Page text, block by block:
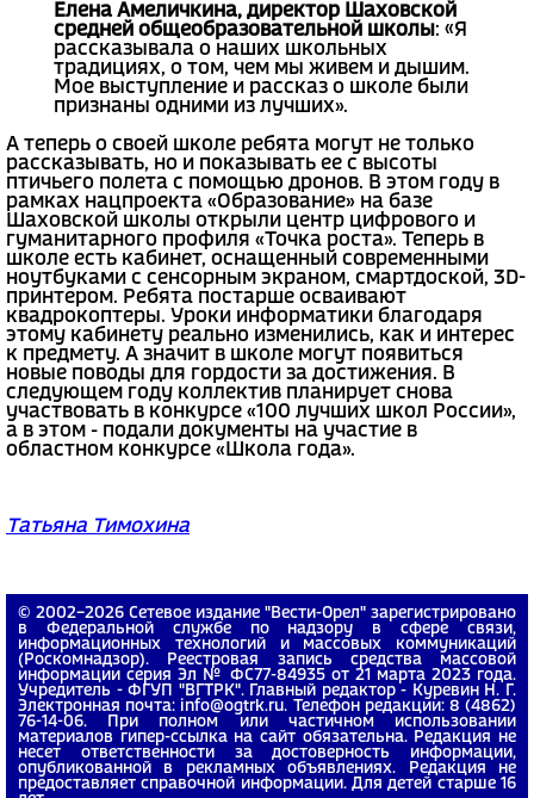
Елена Амеличкина, директор Шаховской
средней общеобразовательной школы : «Я
рассказывала о наших школьных
традициях, о том, чем мы живем и дышим.
Мое выступление и рассказ о школе были
признаны одними из лучших».
А теперь о своей школе ребята могут не только
рассказывать, но и показывать ее с высоты
птичьего полета с помощью дронов. В этом году в
рамках нацпроекта «Образование» на базе
Шаховской школы открыли центр цифрового и
гуманитарного профиля «Точка роста». Теперь в
школе есть кабинет, оснащенный современными
ноутбуками с сенсорным экраном, смартдоской, 3D-
принтером. Ребята постарше осваивают
квадрокоптеры. Уроки информатики благодаря
этому кабинету реально изменились, как и интерес
к предмету. А значит в школе могут появиться
новые поводы для гордости за достижения. В
следующем году коллектив планирует снова
участвовать в конкурсе «100 лучших школ России»,
а в этом - подали документы на участие в
областном конкурсе «Школа года».
Татьяна Тимохина
© 2002−2026 Сетевое издание "Вести-Орел" зарегистрировано
в Федеральной службе по надзору в сфере связи,
информационных технологий и массовых коммуникаций
(Роскомнадзор). Реестровая запись средства массовой
информации серия Эл № ФС77-84935 от 21 марта 2023 года.
Учредитель - ФГУП "ВГТРК". Главный редактор - Куревин Н. Г.
Электронная почта: info@ogtrk.ru. Телефон редакции: 8 (4862)
76-14-06. При полном или частичном использовании
материалов гипер-ссылка на сайт обязательна. Редакция не
несет ответственности за достоверность информации,
опубликованной в рекламных объявлениях. Редакция не
предоставляет справочной информации. Для детей старше 16